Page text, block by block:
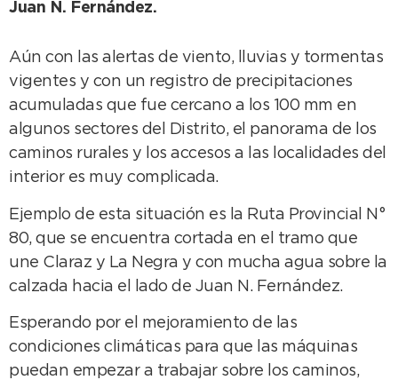
Juan N. Fernández.
Aún con las alertas de viento, lluvias y tormentas
vigentes y con un registro de precipitaciones
acumuladas que fue cercano a los 100 mm en
algunos sectores del Distrito, el panorama de los
caminos rurales y los accesos a las localidades del
interior es muy complicada.
Ejemplo de esta situación es la Ruta Provincial N°
80, que se encuentra cortada en el tramo que
une Claraz y La Negra y con mucha agua sobre la
calzada hacia el lado de Juan N. Fernández.
Esperando por el mejoramiento de las
condiciones climáticas para que las máquinas
puedan empezar a trabajar sobre los caminos,